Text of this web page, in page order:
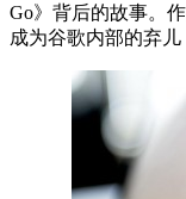
Go》背后的故事。
成为谷歌内部的弃儿